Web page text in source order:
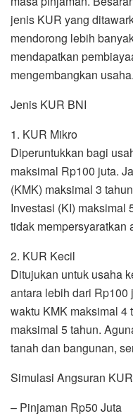
jenis KUR yang
mendorong lebih
mendapatkan
mengembangkan usaha.
Jenis KUR BNI
1. KUR Mikro
Diperuntukkan bagi
maksimal Rp100 juta.
(KMK) maksimal 3
Investasi (KI) maksimal
tidak mempersyaratkan
2. KUR Kecil
Ditujukan untuk usaha
antara lebih dari
waktu KMK maksimal 4
maksimal 5 tahun.
tanah dan bangunan,
Simulasi Angsuran
– Pinjaman Rp50 Juta